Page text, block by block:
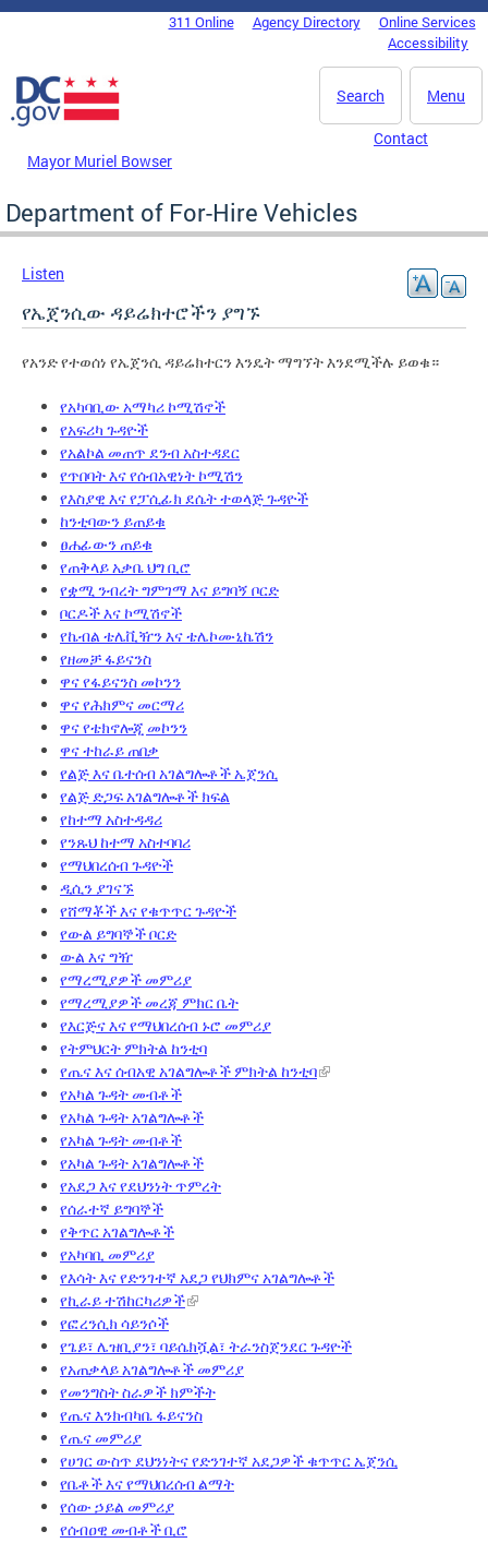
Skip to main content
DC Agency Top Menu311 Online Agency Directory
Online Services
Accessibility
Menu
Search
Mayor Muriel Bowser
Contact
Department of For-Hire Vehicles
Listen
የኤጀንሲው ዳይሬክተሮችን ያግኙ
የአንድ የተወሰነ የኤጀንሲ ዳይሬክተርን እንዴት ማግኘት እንደሚችሉ ይወቁ።
የአካባቢው አማካሪ ኮሚሽኖች
የአፍሪካ ጉዳዮች
የአልኮል መጠጥ ደንብ አስተዳደር
የጥበባት እና የሰብአዊነት ኮሚሽን
የእስያዊ እና የፓሲፊክ ደሴት ተወላጅ ጉዳዮች
ከንቲባውን ይጠይቁ
ፀሐፊውን ጠይቁ
የጠቅላይ አቃቤ ህግ ቢሮ
የቋሚ ንብረት ግምገማ እና ይግባኝ ቦርድ
ቦርዶች እና ኮሚሽኖች
የኬብል ቴሌቪዥን እና ቴሌኮሙኒኬሽን
የዘመቻ ፋይናንስ
ዋና የፋይናንስ መኮንን
ዋና የሕክምና መርማሪ
ዋና የቴክኖሎጂ መኮንን
ዋና ተከራይ ጠበቃ
የልጅ እና ቤተሰብ አገልግሎቶች ኤጀንሲ
የልጅ ድጋፍ አገልግሎቶች ክፍል
የከተማ አስተዳዳሪ
የንጹህ ከተማ አስተባባሪ
የማህበረሰብ ጉዳዮች
ዲሲን ያገናኙ
የሸማቾች እና የቁጥጥር ጉዳዮች
የውል ይግባኞች ቦርድ
ውል እና ግዥ
የማረሚያዎች መምሪያ
የማረሚያዎች መረጃ ምክር ቤት
የእርጅና እና የማህበረሰብ ኑሮ መምሪያ
የትምህርት ምክትል ከንቲባ
የጤና እና ሰብአዊ አገልግሎቶች ምክትል ከንቲባ
የአካል ጉዳት መብቶች
የአካል ጉዳት አገልግሎቶች
የአካል ጉዳት መብቶች
የአካል ጉዳት አገልግሎቶች
የአደጋ እና የደህንነት ጥምረት
የሰራተኛ ይግባኞች
የቅጥር አገልግሎቶች
የአካባቢ መምሪያ
የእሳት እና የድንገተኛ አደጋ የህክምና አገልግሎቶች
የኪራይ ተሽከርካሪዎች
የፎረንሲክ ሳይንሶች
የጌይ፣ ሌዝቢያን፣ ባይሴክሿል፣ ትራንስጀንደር ጉዳዮች
የአጠቃላይ አገልግሎቶች መምሪያ
የመንግስት ስራዎች ክምችት
የጤና እንክብካቤ ፋይናንስ
የጤና መምሪያ
የሀገር ውስጥ ደህንነትና የድንገተኛ አደጋዎች ቁጥጥር ኤጀንሲ
የቤቶች እና የማህበረሰብ ልማት
የሰው ኃይል መምሪያ
የሰብዐዊ መብቶች ቢሮ